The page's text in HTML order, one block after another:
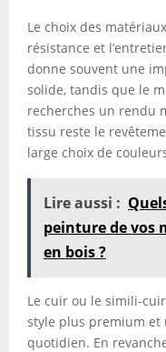
Le choix des
résistance et
donne souvent une
solide, tandis que le
recherches un rendu
tissu reste le
large choix de
Lire aussi :
peinture de vos
en bois ?
Le cuir ou le simili-
style plus premium
quotidien. En